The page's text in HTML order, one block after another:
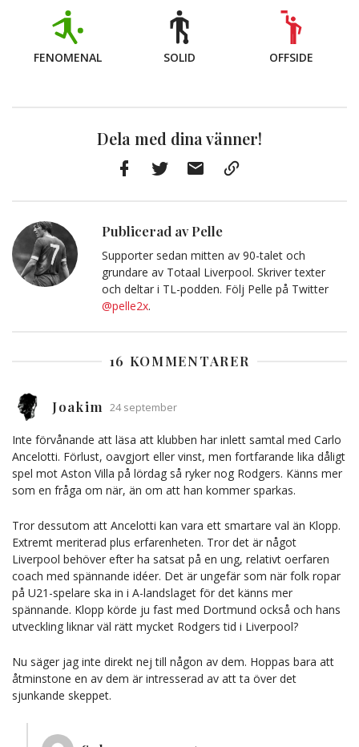
FENOMENAL SOLID OFFSIDE
Dela med dina vänner!
Publicerad av Pelle
Supporter sedan mitten av 90-talet och
grundare av Totaal Liverpool. Skriver texter
och deltar i TL-podden. Följ Pelle på Twitter
@pelle2x.
16 KOMMENTARER
Joakim 24 september
Inte förvånande att läsa att klubben har inlett samtal med Carlo
Ancelotti. Förlust, oavgjort eller vinst, men fortfarande lika dåligt
spel mot Aston Villa på lördag så ryker nog Rodgers. Känns mer
som en fråga om när, än om att han kommer sparkas.
Tror dessutom att Ancelotti kan vara ett smartare val än Klopp.
Extremt meriterad plus erfarenheten. Tror det är något
Liverpool behöver efter ha satsat på en ung, relativt oerfaren
coach med spännande idéer. Det är ungefär som när folk ropar
på U21-spelare ska in i A-landslaget för det känns mer
spännande. Klopp körde ju fast med Dortmund också och hans
utveckling liknar väl rätt mycket Rodgers tid i Liverpool?
Nu säger jag inte direkt nej till någon av dem. Hoppas bara att
åtminstone en av dem är intresserad av att ta över det
sjunkande skeppet.